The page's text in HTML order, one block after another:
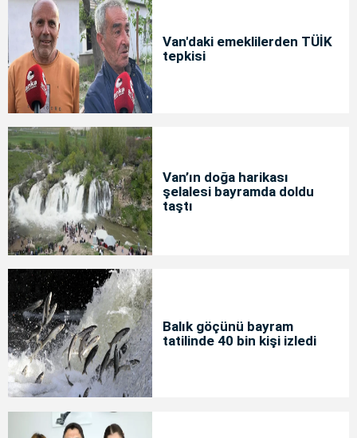
Van'daki emeklilerden TÜİK
tepkisi
Van’ın doğa harikası
şelalesi bayramda doldu
taştı
Balık göçünü bayram
tatilinde 40 bin kişi izledi